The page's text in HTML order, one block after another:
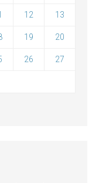
12 13
19 20
26 27